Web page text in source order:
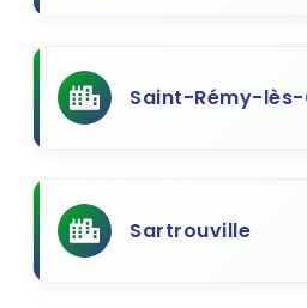
Saint-Rémy-
Sartrouville